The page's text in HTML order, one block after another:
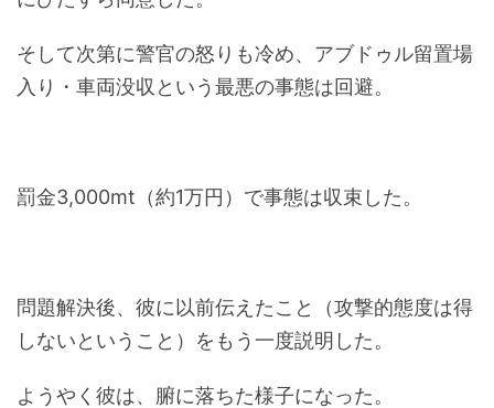
そして次第に警官の怒りも冷め、アブドゥル留置場
入り・車両没収という最悪の事態は回避。
罰金3,000mt（約1万円）で事態は収束した。
問題解決後、彼に以前伝えたこと（攻撃的態度は得
しないということ）をもう一度説明した。
ようやく彼は、腑に落ちた様子になった。